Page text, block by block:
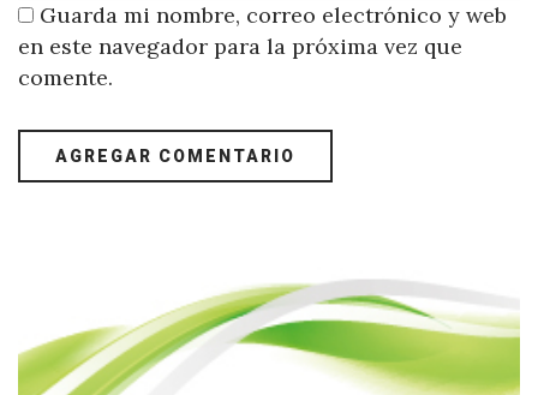
Guarda mi nombre, correo electrónico y web
en este navegador para la próxima vez que
comente.